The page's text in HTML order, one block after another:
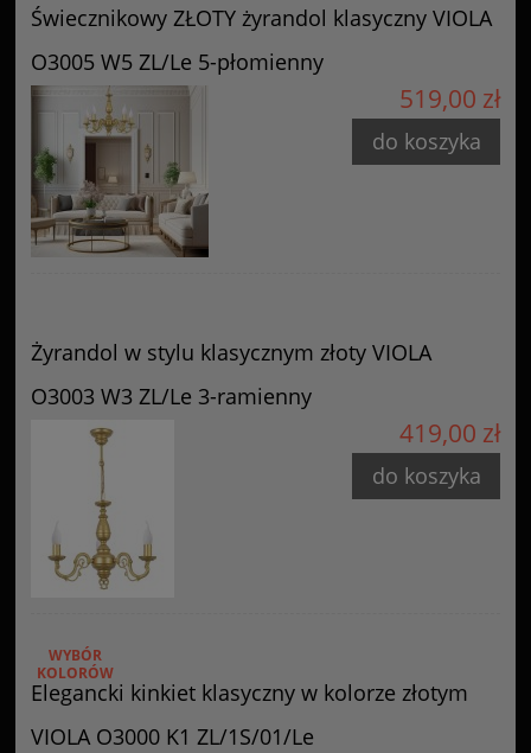
Świecznikowy ZŁOTY żyrandol klasyczny VIOLA
O3005 W5 ZL/Le 5-płomienny
519,00 zł
do koszyka
Żyrandol w stylu klasycznym złoty VIOLA
O3003 W3 ZL/Le 3-ramienny
419,00 zł
do koszyka
Elegancki kinkiet klasyczny w kolorze złotym
VIOLA O3000 K1 ZL/1S/01/Le
WYBÓR
KOLORÓW